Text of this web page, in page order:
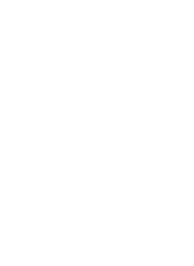
Наш сайт использует файлы